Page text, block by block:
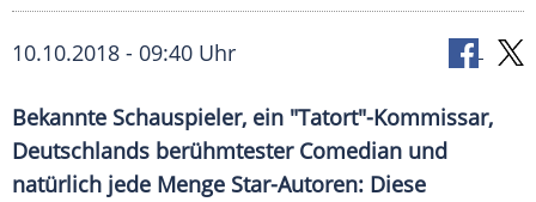
10.10.2018 - 09:40 Uhr
Bekannte Schauspieler, ein "Tatort"-Kommissar,
Deutschlands berühmtester Comedian und
natürlich jede Menge Star-Autoren: Diese